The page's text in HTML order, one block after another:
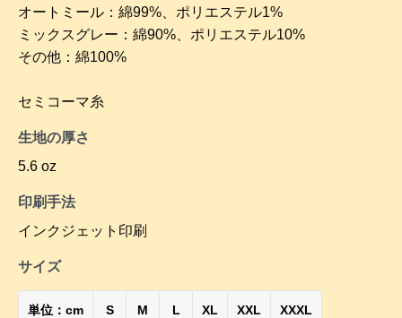
オートミール：綿99%、ポリエステル1%
ミックスグレー：綿90%、ポリエステル10%
その他：綿100%
セミコーマ糸
生地の厚さ
5.6 oz
印刷手法
インクジェット印刷
サイズ
単位：cm S M L XL XXL XXXL